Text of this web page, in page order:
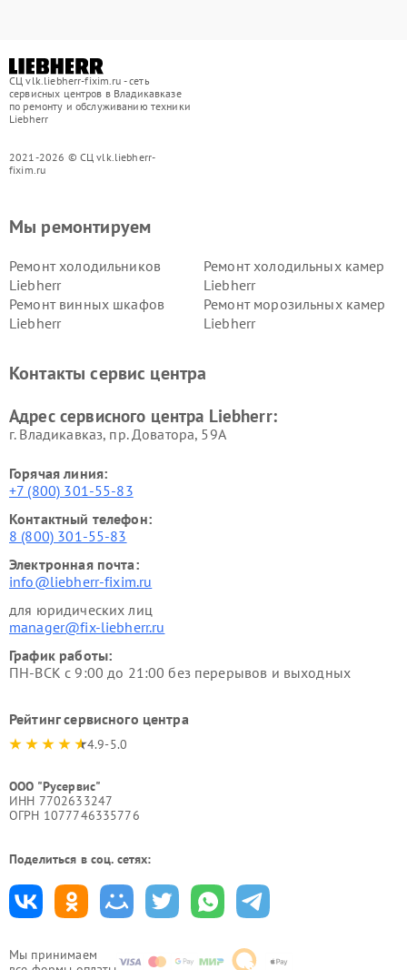
СЦ vlk.liebherr-fixim.ru - сеть
сервисных центров в Владикавказе
по ремонту и обслуживанию техники
Liebherr
2021-2026 © СЦ vlk.liebherr-
fixim.ru
Мы принимаем
Мы ремонтируем
Ремонт холодильников
Liebherr
Ремонт холодильных камер
Liebherr
Ремонт винных шкафов
Liebherr
Ремонт морозильных камер
Liebherr
Контакты сервис центра
Адрес сервисного центра Liebherr:
г. Владикавказ, пр. Доватора, 59А
Горячая линия:
+7 (800) 301-55-83
Контактный телефон:
8 (800) 301-55-83
Электронная почта:
info@liebherr-fixim.ru
для юридических лиц
manager@fix-liebherr.ru
График работы:
ПН-ВСК с 9:00 до 21:00 без перерывов и выходных
Рейтинг сервисного центра
4.9-5.0
ООО "Русервис"
ИНН 7702633247
ОГРН 1077746335776
Поделиться в соц. сетях: